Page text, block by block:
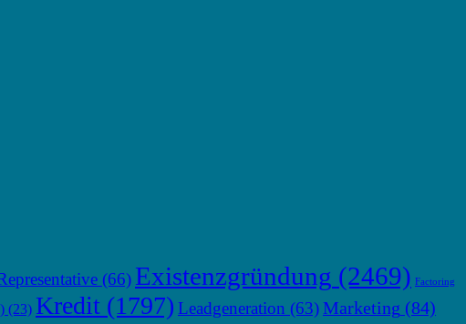
(66) Existenzgründung (2469) Factoring
(23) Kredit (1797) Leadgeneration (63)Marketing (84)